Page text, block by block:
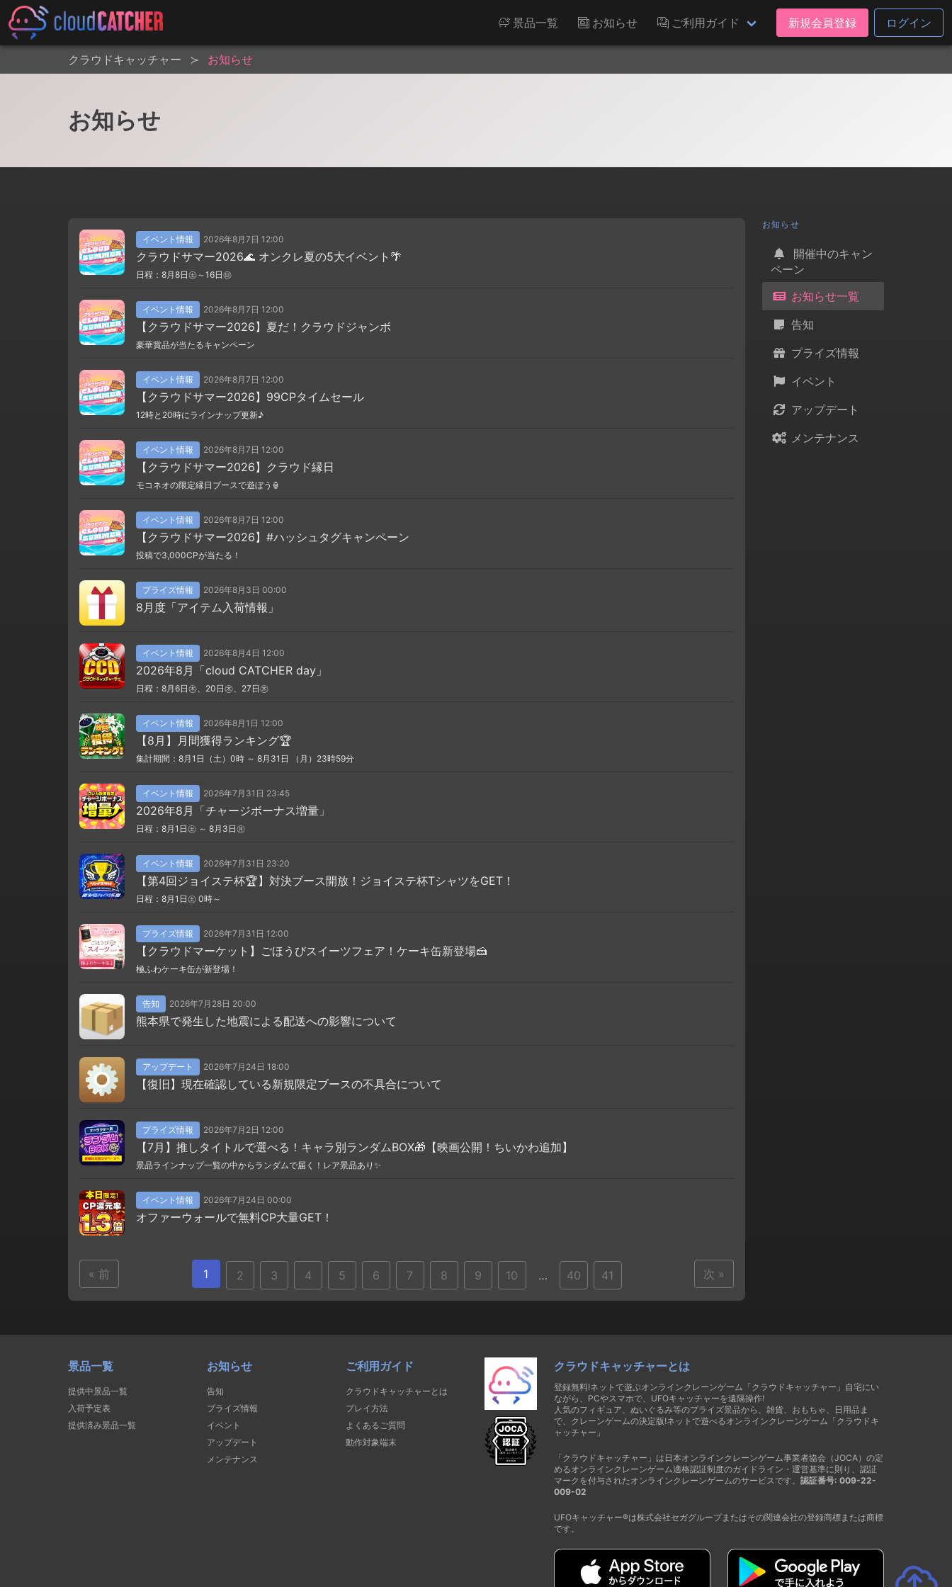
景品一覧 お知らせ ご利用ガイド 新規会員登録 ログイン
クラウドキャッチャー お知らせ
お知らせ
イベント情報 2026年8月7日 12:00
クラウドサマー2026🌊 オンクレ夏の5大イベント🌴
日程：8月8日㊏～16日㊐
イベント情報 2026年8月7日 12:00
【クラウドサマー2026】夏だ！クラウドジャンボ
豪華賞品が当たるキャンペーン
イベント情報 2026年8月7日 12:00
【クラウドサマー2026】99CPタイムセール
12時と20時にラインナップ更新♪
イベント情報 2026年8月7日 12:00
【クラウドサマー2026】クラウド縁日
モコネオの限定縁日ブースで遊ぼう🏮
イベント情報 2026年8月7日 12:00
【クラウドサマー2026】#ハッシュタグキャンペーン
投稿で3,000CPが当たる！
プライズ情報 2026年8月3日 00:00
8月度「アイテム入荷情報」
イベント情報 2026年8月4日 12:00
2026年8月「cloud CATCHER day」
日程：8月6日㊍、20日㊍、27日㊍
イベント情報 2026年8月1日 12:00
【8月】月間獲得ランキング🏆
集計期間：8月1日（土）0時 ～ 8月31日 （月）23時59分
イベント情報 2026年7月31日 23:45
2026年8月「チャージボーナス増量」
日程：8月1日㊏ ～ 8月3日㊊
イベント情報 2026年7月31日 23:20
【第4回ジョイステ杯🏆】対決ブース開放！ジョイステ杯TシャツをGET！
日程：8月1日㊏ 0時～
プライズ情報 2026年7月31日 12:00
【クラウドマーケット】ごほうびスイーツフェア！ケーキ缶新登場🍰
極ふわケーキ缶が新登場！
告知 2026年7月28日 20:00
熊本県で発生した地震による配送への影響について
アップデート 2026年7月24日 18:00
【復旧】現在確認している新規限定ブースの不具合について
プライズ情報 2026年7月2日 12:00
【7月】推しタイトルで選べる！キャラ別ランダムBOX🎁【映画公開！ちいかわ追加】
景品ラインナップ一覧の中からランダムで届く！レア景品あり✨
イベント情報 2026年7月24日 00:00
オファーウォールで無料CP大量GET！
« 前 次 »
1 2 3 4 5 6 7 8 9 10 … 40 41
お知らせ
開催中のキャン
ペーン
お知らせ一覧
告知
プライズ情報
イベント
アップデート
メンテナンス
景品一覧
提供中景品一覧
入荷予定表
提供済み景品一覧
お知らせ
告知
プライズ情報
イベント
アップデート
メンテナンス
ご利用ガイド
クラウドキャッチャーとは
プレイ方法
よくあるご質問
動作対象端末
クラウドキャッチャーとは
登録無料!ネットで遊ぶオンラインクレーンゲーム「クラウドキャッチャー」自宅にい
ながら、PCやスマホで、UFOキャッチャーを遠隔操作!
人気のフィギュア、ぬいぐるみ等のプライズ景品から、雑貨、おもちゃ、日用品ま
で、クレーンゲームの決定版!ネットで遊べるオンラインクレーンゲーム「クラウドキ
ャッチャー」
「クラウドキャッチャー」は日本オンラインクレーンゲーム事業者協会（JOCA）の定
めるオンラインクレーンゲーム適格認証制度のガイドライン・運営基準に則り、認証
マークを付与されたオンラインクレーンゲームのサービスです。 認証番号: 009-22-
009-02
UFOキャッチャー®は株式会社セガグループまたはその関連会社の登録商標または商標
です。